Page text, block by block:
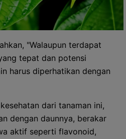
"Walaupun terdapat
tepat dan potensi
harus diperhatikan dengan
dari tanaman ini,
dengan daunnya, berakar
aktif seperti flavonoid,